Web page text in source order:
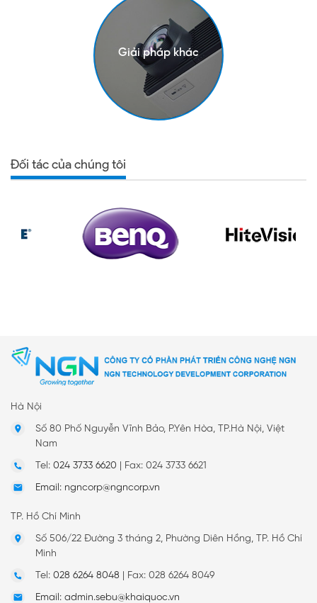
Giải pháp khác
Đối tác của chúng tôi
Hà Nội
Số 80 Phố Nguyễn Vĩnh Bảo, P.Yên Hòa, TP.Hà Nội, Việt
Nam
Tel: 024 3733 6620 Fax: 024 3733 6621
Email: ngncorp@ngncorp.vn
TP. Hồ Chí Minh
Số 506/22 Đường 3 tháng 2, Phường Diên Hồng, TP. Hồ Chí
Minh
Tel: 028 6264 8048 Fax: 028 6264 8049
Email: admin.sebu@khaiquoc.vn